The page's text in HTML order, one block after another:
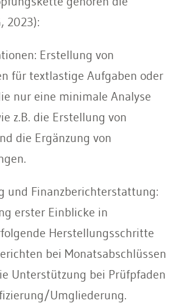
2023):
Erstellung von
für textlastige Aufgaben oder
nur eine minimale Analyse
z.B. die Erstellung von
die Ergänzung von
und Finanzberichterstattung:
erster Einblicke in
Herstellungsschritte
bei Monatsabschlüssen
Unterstützung bei Prüfpfaden
Umgliederung.